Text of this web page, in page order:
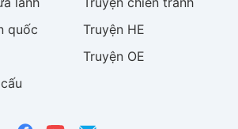
quốc Truyện HE
Truyện OE